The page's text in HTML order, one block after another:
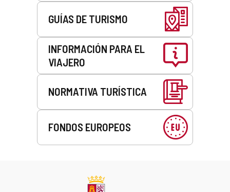
GUÍAS DE TURISMO
INFORMACIÓN PARA EL
VIAJERO
NORMATIVA TURÍSTICA
FONDOS EUROPEOS